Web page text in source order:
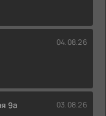
04.08.26
9а 03.08.26